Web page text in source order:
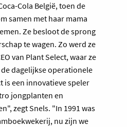
Cola België, toen de
samen met haar mama
Ze besloot de sprong
te wagen. Zo werd ze
van Plant Select, waar ze
dagelijkse operationele
is een innovatieve speler
jongplanten en
zegt Snels. "In 1991 was
nu zijn we